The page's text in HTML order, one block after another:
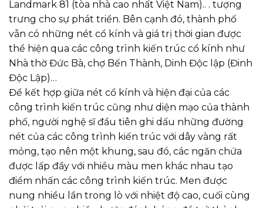
Landmark 81 (tòa nhà cao nhất Việt Nam).. . tượng
trưng cho sự phát triển. Bên cạnh đó, thành phố
vẫn có những nét cổ kính và giá trị thời gian được
thể hiện qua các công trình kiến trúc cổ kính như
Nhà thờ Đức Bà, chợ Bến Thành, Dinh Độc lập (Đinh
Độc Lập)…
Để kết hợp giữa nét cổ kính và hiện đại của các
công trình kiến trúc cũng như diện mạo của thành
phố, người nghệ sĩ đầu tiên ghi dấu những đường
nét của các công trình kiến trúc với dây vàng rất
mỏng, tạo nên một khung, sau đó, các ngăn chứa
được lấp đầy với nhiều màu men khác nhau tạo
điểm nhấn các công trình kiến trúc. Men được
nung nhiều lần trong lò với nhiệt độ cao, cuối cùng